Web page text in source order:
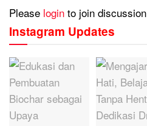
Please login to join discussion
Instagram Updates